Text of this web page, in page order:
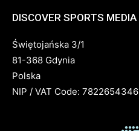
DISCOVER SPORTS MEDIA
Świętojańska 3/1
81-368 Gdynia
Polska
NIP / VAT Code: 7822654346